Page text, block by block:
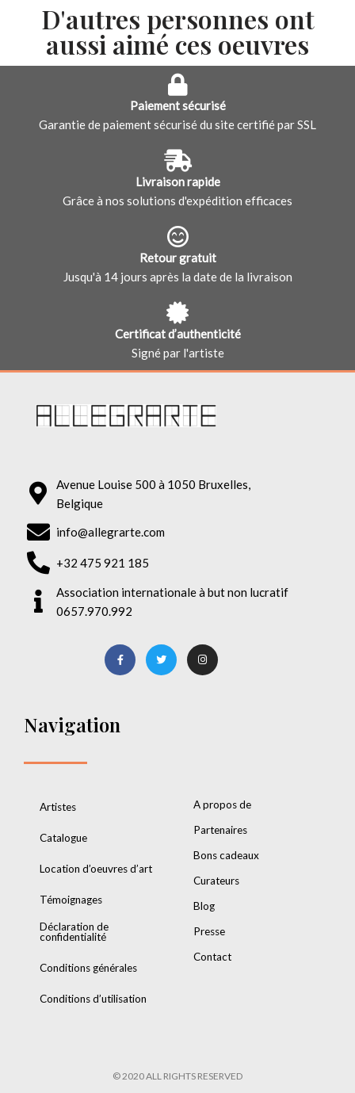
D'autres personnes ont
aussi aimé ces oeuvres
Paiement sécurisé
Garantie de paiement sécurisé du site certifié par SSL
Livraison rapide
Grâce à nos solutions d'expédition efficaces
Retour gratuit
Jusqu'à 14 jours après la date de la livraison
Certificat d’authenticité
Signé par l'artiste
Avenue Louise 500 à 1050 Bruxelles,
Belgique
info@allegrarte.com
+32 475 921 185
Association internationale à but non lucratif
0657.970.992
Navigation
Artistes
Catalogue
Location d’oeuvres d’art
Témoignages
Déclaration de
confidentialité
Conditions générales
Conditions d’utilisation
A propos de
Partenaires
Bons cadeaux
Curateurs
Blog
Presse
Contact
© 2020 ALL RIGHTS RESERVED